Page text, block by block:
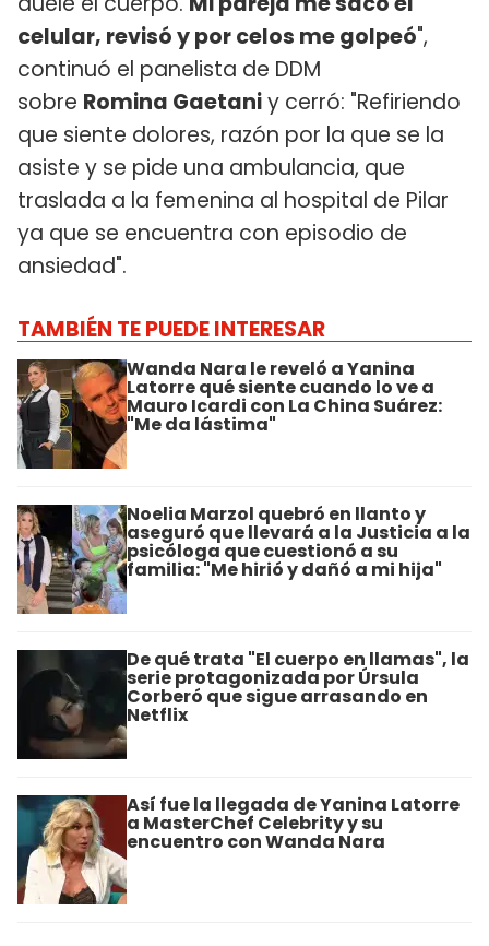
celular, revisó y por celos me golpeó",
continuó el panelista de DDM
sobre Romina Gaetaniy cerró: "Refiriendo
que siente dolores, razón por la que se la
asiste y se pide una ambulancia, que
traslada a la femenina al hospital de Pilar
ya que se encuentra con episodio de
ansiedad".
TAMBIÉN TE PUEDE INTERESAR
Wanda Nara le reveló a Yanina
Latorre qué siente cuando lo ve a
Mauro Icardi con La China Suárez:
"Me da lástima"
Noelia Marzol quebró en llanto y
aseguró que llevará a la Justicia a la
psicóloga que cuestionó a su
familia: "Me hirió y dañó a mi hija"
De qué trata "El cuerpo en llamas", la
serie protagonizada por Úrsula
Corberó que sigue arrasando en
Netflix
Así fue la llegada de Yanina Latorre
a MasterChef Celebrity y su
encuentro con Wanda Nara